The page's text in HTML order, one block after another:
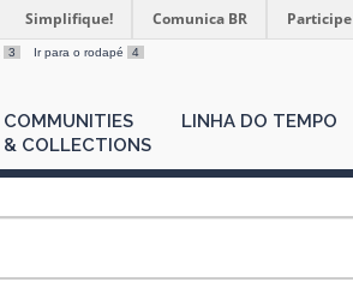
Simplifique! Comunica BR Participe
3 Ir para o rodapé 4
COMMUNITIES
& COLLECTIONS
LINHA DO TEMPO